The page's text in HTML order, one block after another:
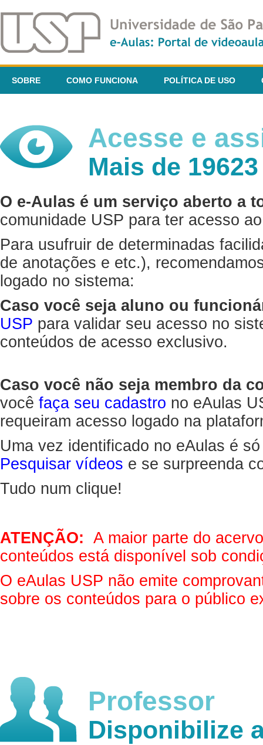
SOBRE COMO FUNCIONA POLÍTICA DE USO
Acesse e
Mais de
O e-Aulas é um serviço aberto a
comunidade USP para ter acesso
Para usufruir de determinadas
de anotações e etc.),
logado no sistema:
Caso você seja aluno ou
USP para validar seu acesso no
conteúdos de acesso exclusivo.
Caso você não seja membro da
você faça seu cadastro no eAulas
requeiram acesso logado na
Uma vez identificado no eAulas é
Pesquisar vídeos e se surpreenda
Tudo num clique!
ATENÇÃO: A maior parte do
conteúdos está disponível sob
O eAulas USP não emite
sobre os conteúdos para o público
Professor
Disponibilize